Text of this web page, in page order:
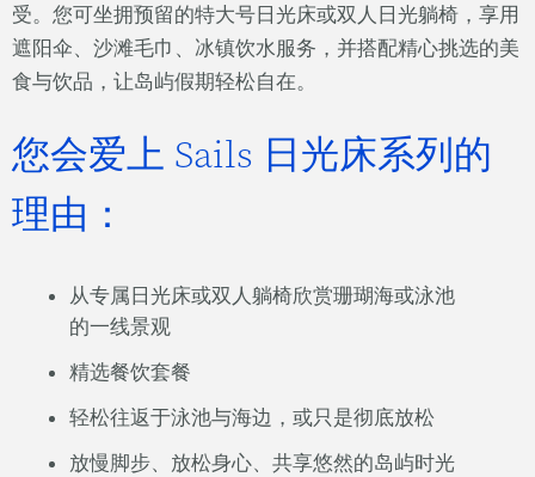
受。您可坐拥预留的特大号日光床或双人日光躺椅，享用
遮阳伞、沙滩毛巾、冰镇饮水服务，并搭配精心挑选的美
食与饮品，让岛屿假期轻松自在。
您会爱上 Sails 日光床系列的
理由：
从专属日光床或双人躺椅欣赏珊瑚海或泳池
的一线景观
精选餐饮套餐
轻松往返于泳池与海边，或只是彻底放松
放慢脚步、放松身心、共享悠然的岛屿时光